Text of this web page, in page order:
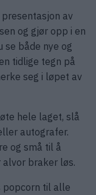
av
og gjør opp i en
se både nye og
tidlige tegn på
seg i løpet av
hele laget, slå
autografer.
og små til å
braker løs.
popcorn til alle